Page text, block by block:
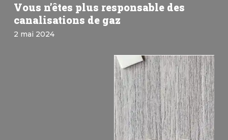
Vous n’êtes plus responsable des
canalisations de gaz
2 mai 2024